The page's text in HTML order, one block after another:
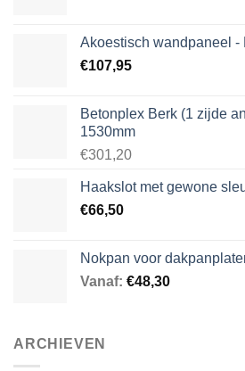
Akoestisch wandpaneel -
€107,95
Betonplex Berk (1 zijde
1530mm
€301,20
Haakslot met gewone
€66,50
Nokpan voor
Vanaf: €48,30
ARCHIEVEN